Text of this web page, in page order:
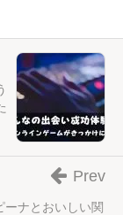
ーナとおいしい関
Prev